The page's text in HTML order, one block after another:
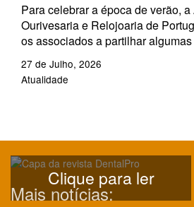
Para celebrar a época de verão,
Ourivesaria e Relojoaria de
os associados a partilhar
27 de Julho, 2026
Atualidade
Clique para ler
Mais notícias: